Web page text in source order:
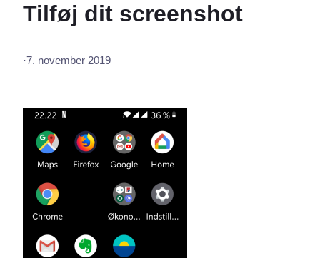
Tilføj dit screenshot
·7. november 2019